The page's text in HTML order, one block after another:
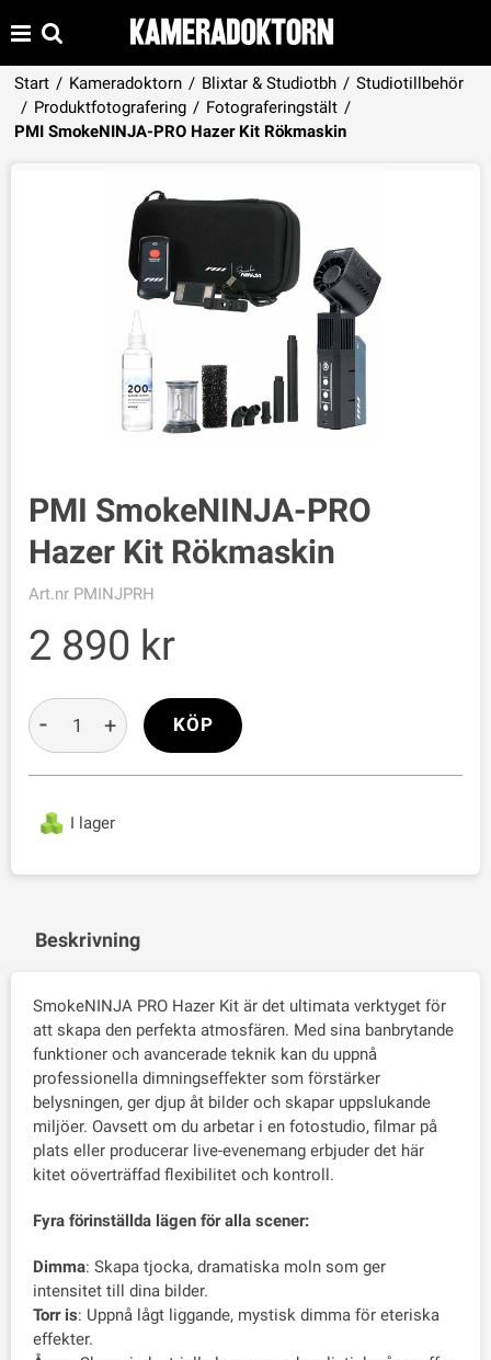
Start / Kameradoktorn / Blixtar & Studiotbh / Studiotillbehör
/ Produktfotografering / Fotograferingstält /
PMI SmokeNINJA-PRO Hazer Kit Rökmaskin
Produkten har lagts i din varukorg
PMI SmokeNINJA-PRO
Hazer Kit Rökmaskin
Art.nr PMINJPRH
2 890
I lager
- + KÖP
Beskrivning
SmokeNINJA PRO Hazer Kit är det ultimata verktyget för
att skapa den perfekta atmosfären. Med sina banbrytande
funktioner och avancerade teknik kan du uppnå
professionella dimningseffekter som förstärker
belysningen, ger djup åt bilder och skapar uppslukande
miljöer. Oavsett om du arbetar i en fotostudio, filmar på
plats eller producerar live-evenemang erbjuder det här
kitet oöverträffad flexibilitet och kontroll.
Fyra förinställda lägen för alla scener:
Dimma: Skapa tjocka, dramatiska moln som ger
intensitet till dina bilder.
Torr is: Uppnå lågt liggande, mystisk dimma för eteriska
effekter.